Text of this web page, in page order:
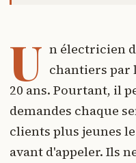
U n électricien
chantiers par
20 ans. Pourtant, il
demandes chaque
clients plus jeunes
avant d'appeler. Ils